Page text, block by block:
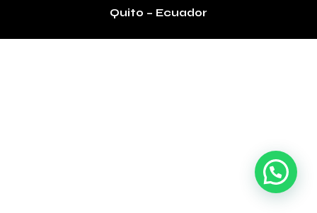
Quito – Ecuador